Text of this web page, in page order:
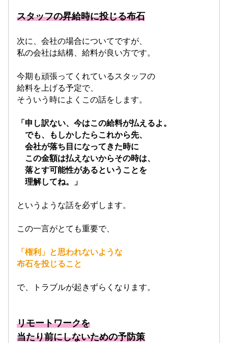
スタッフの昇給時に投じる布石
次に、会社の場合についてですが、
私の会社は結構、給料が良い方です。
今期も頑張ってくれているスタッフの
給料を上げる予定で、
そういう時によくこの話をします。
「申し訳ない、今はこの給料が払えるよ。
でも、もしかしたらこれから先、
会社が落ち目になってきた時に
この金額は払えないからその時は、
落とす可能性があるということを
理解してね。」
というような話を必ずします。
この一言がとても重要で、
「権利」と思われないような
布石を投じること
で、トラブルが起きずらくなります。
リモートワークを
当たり前にしないための予防策